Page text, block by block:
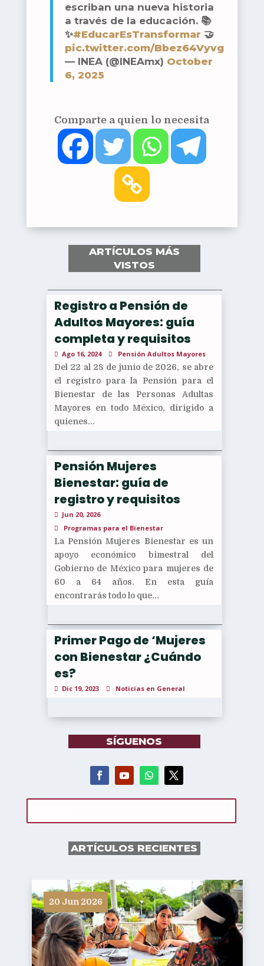
escriban una nueva historia
a través de la educación. 📚
✨#EducarEsTransformar 🤝
pic.twitter.com/Bbez64Vyvg
— INEA (@INEAmx) October
6, 2025
Comparte a quien lo necesita
ARTÍCULOS MÁS
VISTOS
Registro a Pensión de
Adultos Mayores: guía
completa y requisitos
Ago 16, 2024 Pensión Adultos Mayores
Del 22 al 28 de junio de 2026, se abre
el registro para la Pensión para el
Bienestar de las Personas Adultas
Mayores en todo México, dirigido a
quienes...
Pensión Mujeres
Bienestar: guía de
registro y requisitos
Jun 20, 2026
Programas para el Bienestar
La Pensión Mujeres Bienestar es un
apoyo económico bimestral del
Gobierno de México para mujeres de
60 a 64 años. En esta guía
encontrarás todo lo que...
Primer Pago de ‘Mujeres
con Bienestar ¿Cuándo
es?
Dic 19, 2023 Noticias en General
SÍGUENOS
ARTÍCULOS RECIENTES
20 Jun 2026